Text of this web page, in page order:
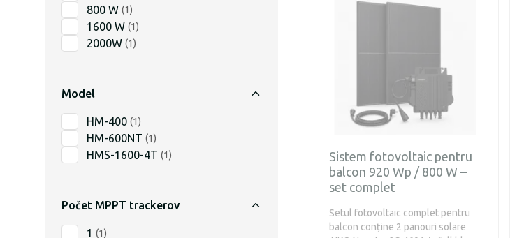
800 W (1)
1600 W (1)
2000W (1)
Model
HM-400 (1)
HM-600NT (1)
HMS-1600-4T (1)
Počet MPPT trackerov
1 (1)
Sistem fotovoltaic pentru
balcon 920 Wp / 800 W –
set complet
Setul fotovoltaic complet pentru
balcon conține 2 panouri solare